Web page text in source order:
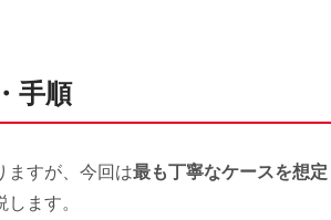
手順
ますが、今回は最も丁寧なケースを想定
ます。